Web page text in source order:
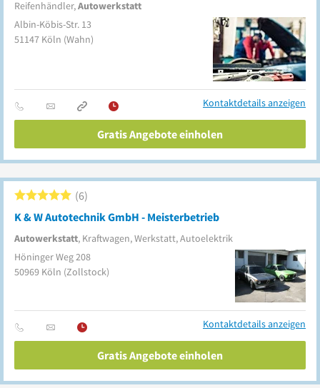
Reifenhändler,Autowerkstatt
Albin-Köbis-Str. 13
51147 Köln (Wahn)
Kontaktdetails anzeigen
Gratis Angebote einholen
K & W Autotechnik GmbH - Meisterbetrieb
Autowerkstatt, Kraftwagen, Werkstatt, Autoelektrik
6
Höninger Weg 208
50969 Köln (Zollstock)
Kontaktdetails anzeigen
Gratis Angebote einholen